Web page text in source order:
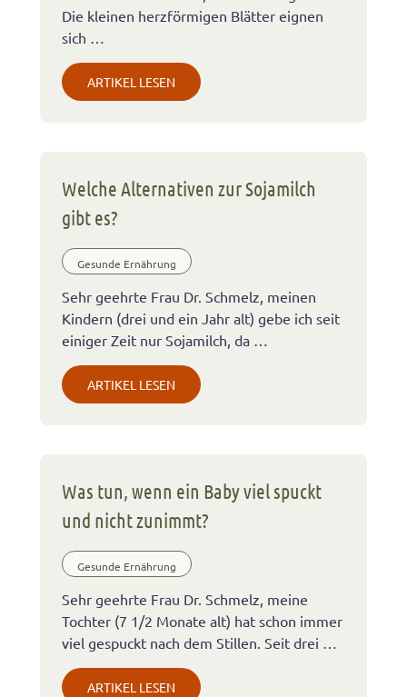
Die kleinen herzförmigen Blätter eignen
sich …
ARTIKEL LESEN
Welche Alternativen zur Sojamilch
gibt es?
Gesunde Ernährung
Sehr geehrte Frau Dr. Schmelz, meinen
Kindern (drei und ein Jahr alt) gebe ich seit
einiger Zeit nur Sojamilch, da …
ARTIKEL LESEN
Was tun, wenn ein Baby viel spuckt
und nicht zunimmt?
Gesunde Ernährung
Sehr geehrte Frau Dr. Schmelz, meine
Tochter (7 1/2 Monate alt) hat schon immer
viel gespuckt nach dem Stillen. Seit drei …
ARTIKEL LESEN